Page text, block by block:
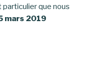
que nous
mars 2019